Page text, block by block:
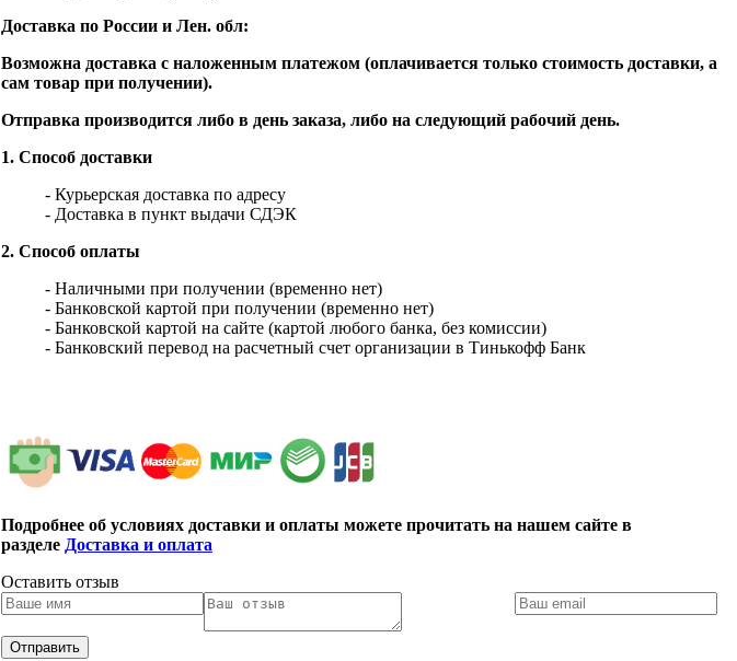
Доставка по России и Лен. обл:
Возможна доставка с наложенным платежом (оплачивается только стоимость доставки, а
сам товар при получении).
Отправка производится либо в день заказа, либо на следующий рабочий день.
1. Способ доставки
- Курьерская доставка по адресу
- Доставка в пункт выдачи СДЭК
2. Способ оплаты
- Наличными при получении (временно нет)
- Банковской картой при получении (временно нет)
- Банковской картой на сайте (картой любого банка, без комиссии)
- Банковский перевод на расчетный счет организации в Тинькофф Банк
Подробнее об условиях доставки и оплаты можете прочитать на нашем сайте в
разделе Доставка и оплата
Оставить отзыв